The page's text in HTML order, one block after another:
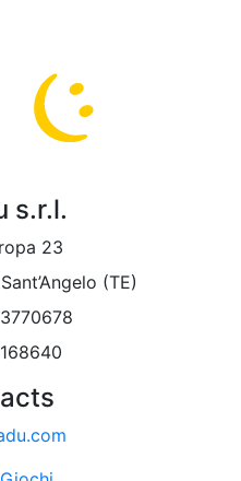
s.r.l.
23
(TE)
fino a 256 bit.
alla schermata Home del
gli acquisti